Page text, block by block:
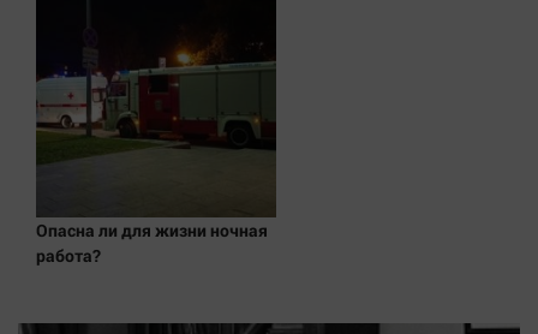
Опасна ли для жизни ночная
работа?